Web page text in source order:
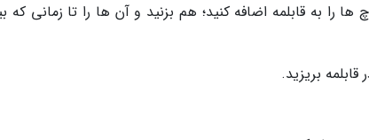
را به قابلمه اضافه کنید؛ هم بزنید و آن ها را تا زمانی که
بریزید.